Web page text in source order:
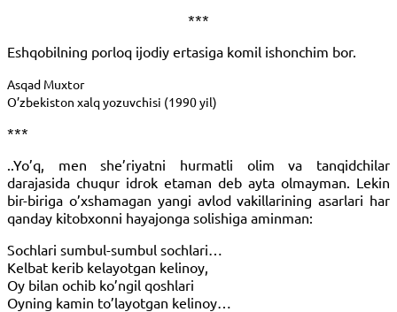
***
Eshqobilning porloq ijodiy ertasiga komil ishonchim bor.
Asqad Muxtor
O’zbekiston xalq yozuvchisi (1990 yil)
***
..Yo’q, men she’riyatni hurmatli olim va tanqidchilar
darajasida chuqur idrok etaman deb ayta olmayman. Lekin
bir-biriga o’xshamagan yangi avlod vakillarining asarlari har
qanday kitobxonni hayajonga solishiga aminman:
Sochlari sumbul-sumbul sochlari…
Kelbat kerib kelayotgan kelinoy,
Oy bilan ochib ko’ngil qoshlari
Oyning kamin to’layotgan kelinoy…